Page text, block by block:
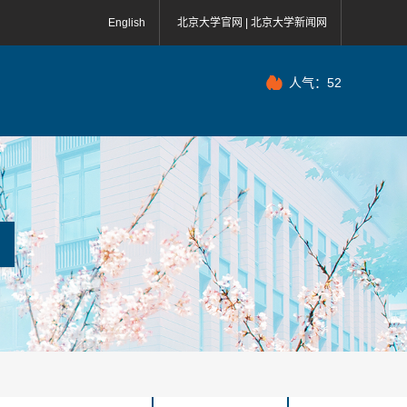
English 北京大学官网 | 北京大学新闻网
人气： 52